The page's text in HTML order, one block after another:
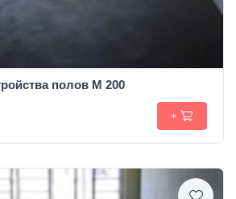
полов М 200
+